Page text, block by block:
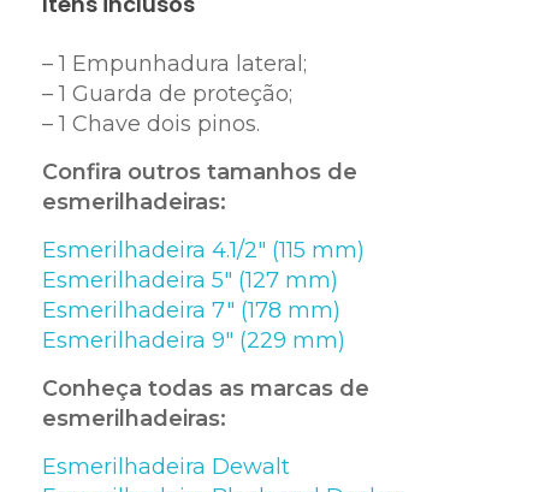
– 1 Empunhadura lateral;
– 1 Guarda de proteção;
– 1 Chave dois pinos.
Confira outros tamanhos de
esmerilhadeiras:
Esmerilhadeira 4.1/2″ (115 mm)
Esmerilhadeira 5″ (127 mm)
Esmerilhadeira 7″ (178 mm)
Esmerilhadeira 9″ (229 mm)
Conheça todas as marcas de
esmerilhadeiras:
Esmerilhadeira Dewalt